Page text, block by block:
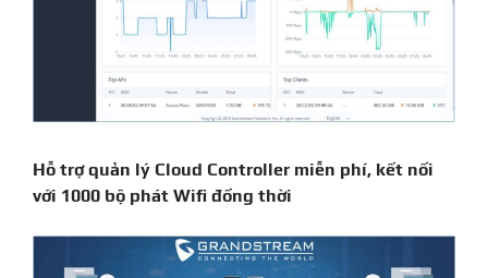
Hỗ trợ quản lý Cloud Controller miễn phí, kết nối
với 1000 bộ phát Wifi đồng thời